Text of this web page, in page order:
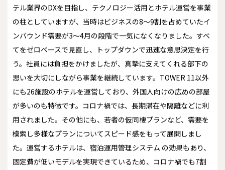
テル業界のDXを目指し、テクノロジー活用とホテル運営を事業
の柱としていますが、当時はビジネスの8～9割を占めていたイ
ンバウンド需要が3～4月の段階で一気になくなりました。すべ
てをゼロベースで見直し、トップダウンで迅速な意思決定を行
う。社員には負担をかけましたが、真摯に支えてくれる部下の
思いを大切にしながら事業を継続しています。TOWER 11以外
にも26施設のホテルを運営しており、外国人向けの広めの部屋
が多いのも特徴です。コロナ禍では、長期滞在や隔離などに利
用されました。その他にも、若者の仮同棲プランなど、需要を
模索し多様なプランについてスピード感をもって展開しまし
た。運営するホテルは、宿泊運用管理システム の効果もあり、
固定費が低いモデルを実現できているため、コロナ禍でも7割